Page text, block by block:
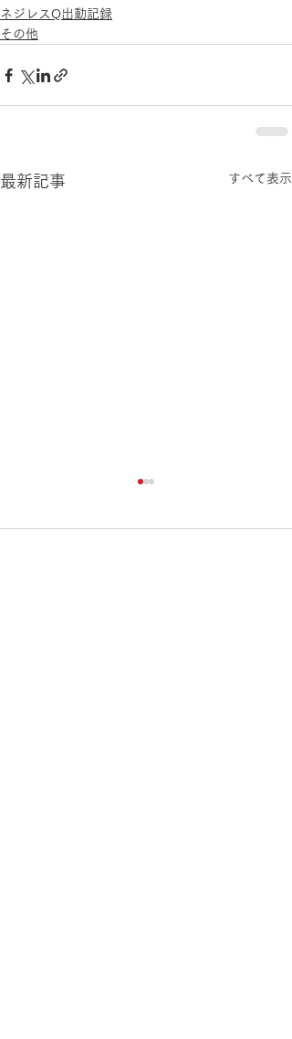
ネジレスQ出動記録
その他
最新記事 すべて表示